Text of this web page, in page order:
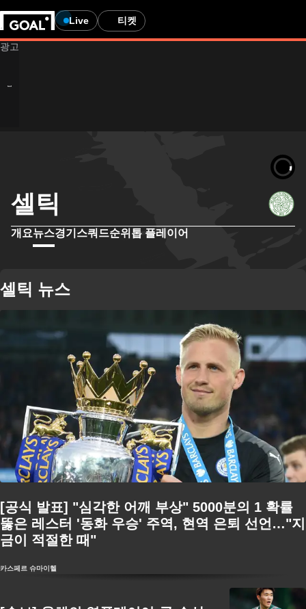
Live 티켓
셀틱
개요뉴스경기 스쿼드순위 톱 플레이어
셀틱 뉴스
[공식 발표] "심각한 어깨 부상" 5000분의 1 확률
뚫은 레스터 '동화 우승' 주역, 현역 은퇴 선언…"지
금이 적절한 때"
카스페르 슈마이헬